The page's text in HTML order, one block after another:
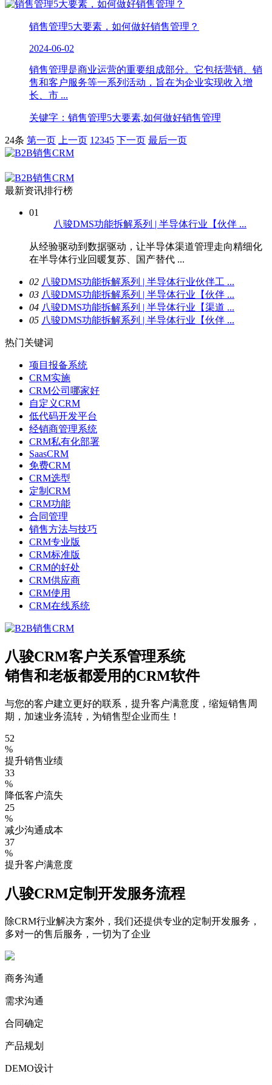
销售管理5大要素，如何做好销售管理？
2024-06-02
销售管理是商业运营的重要组成部分。它包括营销、销
售和客户服务等一系列活动，旨在为企业实现收入增
长、市 ...
关键字：销售管理5大要素,如何做好销售管理
24条 第一页 上一页 1 2345 下一页 最后一页
最新资讯排行榜
01
八骏DMS功能拆解系列 | 半导体行业【伙伴 ...
从经验驱动到数据驱动，让半导体渠道管理走向精细化
在半导体行业回暖复苏、国产替代 ...
02 八骏DMS功能拆解系列 | 半导体行业伙伴工 ...
03 八骏DMS功能拆解系列 | 半导体行业【伙伴 ...
04 八骏DMS功能拆解系列 | 半导体行业【渠道 ...
05 八骏DMS功能拆解系列 | 半导体行业【伙伴 ...
热门关键词
项目报备系统
CRM实施
CRM公司哪家好
自定义CRM
低代码开发平台
经销商管理系统
CRM私有化部署
SaasCRM
免费CRM
CRM选型
定制CRM
CRM功能
合同管理
销售方法与技巧
CRM专业版
CRM标准版
CRM的好处
CRM供应商
CRM使用
CRM在线系统
八骏CRM客户关系管理系统
销售和老板都爱用的CRM软件
与您的客户建立更好的联系，提升客户满意度，缩短销售周
期，加速业务流转，为销售型企业而生！
52
%
提升销售业绩
33
%
降低客户流失
25
%
减少沟通成本
37
%
提升客户满意度
八骏CRM定制开发服务流程
除CRM行业解决方案外，我们还提供专业的定制开发服务，
多对一的售后服务，一切为了企业
商务沟通
需求沟通
合同确定
产品规划
DEMO设计